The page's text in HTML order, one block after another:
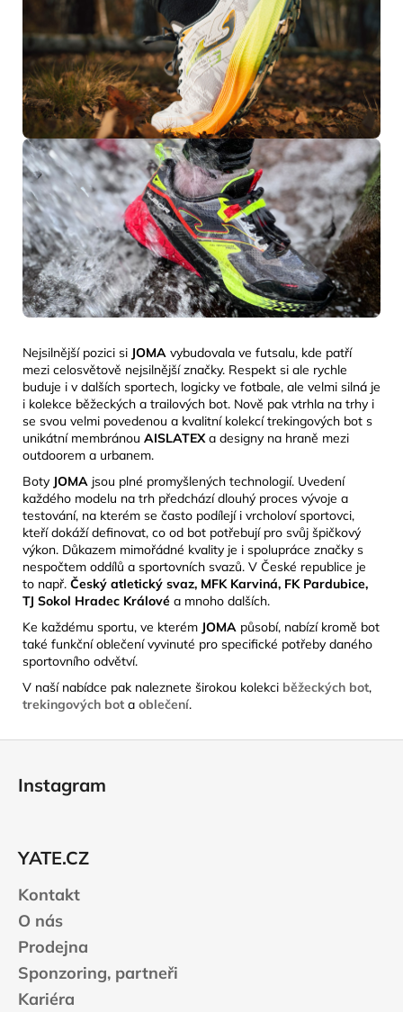
Nejsilnější pozici si JOMA vybudovala ve futsalu, kde patří
mezi celosvětově nejsilnější značky. Respekt si ale rychle
buduje i v dalších sportech, logicky ve fotbale, ale velmi silná je
i kolekce běžeckých a trailových bot. Nově pak vtrhla na trhy i
se svou velmi povedenou a kvalitní kolekcí trekingových bot s
unikátní membránou AISLATEXa designy na hraně mezi
outdoorem a urbanem.
Boty JOMA jsou plné promyšlených technologií. Uvedení
každého modelu na trh předchází dlouhý proces vývoje a
testování, na kterém se často podílejí i vrcholoví sportovci,
kteří dokáží definovat, co od bot potřebují pro svůj špičkový
výkon. Důkazem mimořádné kvality je i spolupráce značky s
nespočtem oddílů a sportovních svazů. V České republice je
to např. Český atletický svaz, MFK Karviná, FK Pardubice,
TJ Sokol Hradec Králové a mnoho dalších.
Ke každému sportu, ve kterém JOMA působí, nabízí kromě bot
také funkční oblečení vyvinuté pro specifické potřeby daného
sportovního odvětví.
V naší nabídce pak naleznete širokou kolekci běžeckých bot,
trekingových bot a oblečení.
Instagram
YATE.CZ
Kontakt
O nás
Prodejna
Sponzoring, partneři
Kariéra